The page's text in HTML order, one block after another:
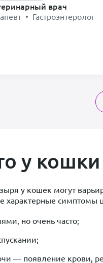
врач
• Гастроэнтеролог
у кошки
у кошек могут
характерные симптомы
но очень часто;
— появление крови,